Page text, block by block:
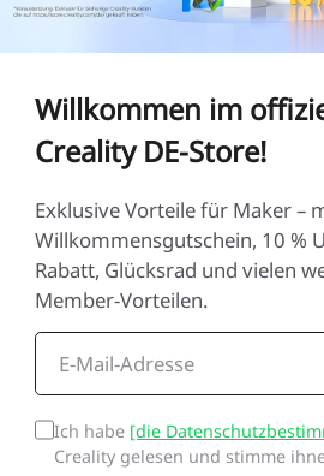
* GRÜNDE FÜR IHRE
Attraktives visuelles
Klare Navigation und
Reichhaltiges Inhalt
Schnelle Seitenladung
Fluide Interaktion
Willkommen im
Creality DE-Store!
Exklusive Vorteile für Maker –
Willkommensgutschein, 10 %
Rabatt, Glücksrad und vielen
Member-Vorteilen.
Ich habe [die
Creality gelesen und stimme